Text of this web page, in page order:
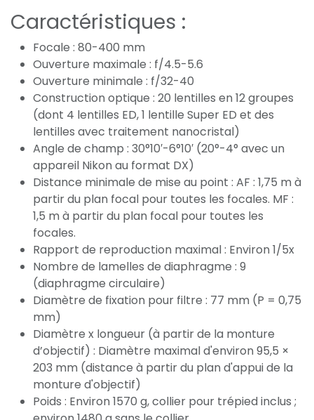
Caractéristiques :
Focale : 80-400 mm
Ouverture maximale : f/4.5-5.6
Ouverture minimale : f/32-40
Construction optique : 20 lentilles en 12 groupes
(dont 4 lentilles ED, 1 lentille Super ED et des
lentilles avec traitement nanocristal)
Angle de champ : 30°10′-6°10′ (20°-4° avec un
appareil Nikon au format DX)
Distance minimale de mise au point : AF : 1,75 m à
partir du plan focal pour toutes les focales. MF :
1,5 m à partir du plan focal pour toutes les
focales.
Rapport de reproduction maximal : Environ 1/5x
Nombre de lamelles de diaphragme : 9
(diaphragme circulaire)
Diamètre de fixation pour filtre : 77 mm (P = 0,75
mm)
Diamètre x longueur (à partir de la monture
d’objectif) : Diamètre maximal d'environ 95,5 ×
203 mm (distance à partir du plan d'appui de la
monture d'objectif)
Poids : Environ 1570 g, collier pour trépied inclus ;